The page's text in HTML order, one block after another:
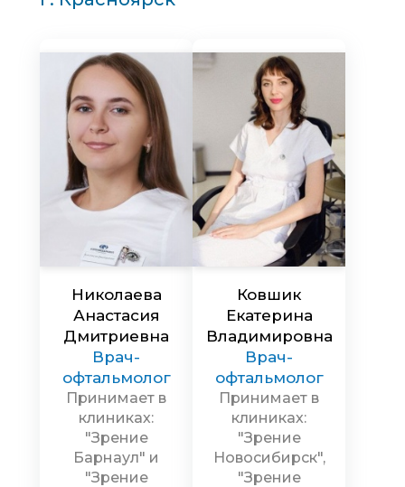
Николаева
Анастасия
Дмитриевна
Врач-
офтальмолог
Принимает в
клиниках:
"Зрение
Барнаул" и
"Зрение
Ковшик
Екатерина
Владимировна
Врач-
офтальмолог
Принимает в
клиниках:
"Зрение
Новосибирск",
"Зрение